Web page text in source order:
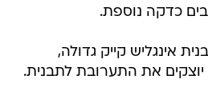
כדקה נוספת.
אינגליש קייק גדולה,
את התערובת לתבנית.